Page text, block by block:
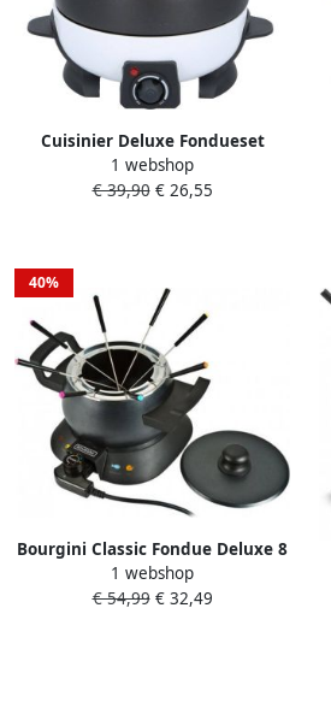
Cuisinier Deluxe Fondueset
Elektrisch 800W – Fonduepan 2L
voor 6 Personen Geschikt voor
Temperatuur – RVS met
Antiaanbaklaag
1 webshop
€ 39,90€ 26,55
40%
Bourgini Classic Fondue Deluxe 8
Fonduevorkjes Instelbare
Temperatuur
1 webshop
€ 54,99€ 32,49